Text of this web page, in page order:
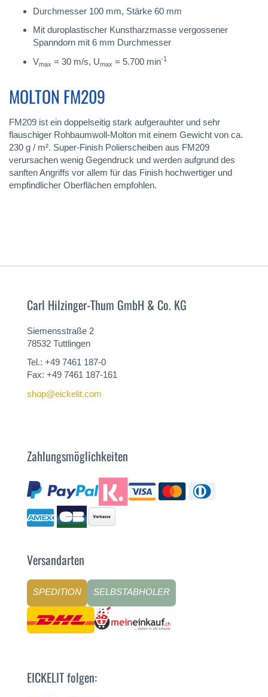
Durchmesser 100 mm, Stärke 60 mm
Mit duroplastischer Kunstharzmasse vergossener
Spanndorn mit 6 mm Durchmesser
Vmax = 30 m/s, Umax = 5.700 min-1
MOLTON FM209
FM209 ist ein doppelseitig stark aufgerauhter und sehr
flauschiger Rohbaumwoll-Molton mit einem Gewicht von ca.
230 g / m². Super-Finish Polierscheiben aus FM209
verursachen wenig Gegendruck und werden aufgrund des
sanften Angriffs vor allem für das Finish hochwertiger und
empfindlicher Oberflächen empfohlen.
Carl Hilzinger-Thum GmbH & Co. KG
Siemensstraße 2
78532 Tuttlingen
Tel.: +49 7461 187-0
Fax: +49 7461 187-161
shop@eickelit.com
Zahlungsmöglichkeiten
Versandarten
SPEDITION SELBSTABHOLER
EICKELIT folgen: